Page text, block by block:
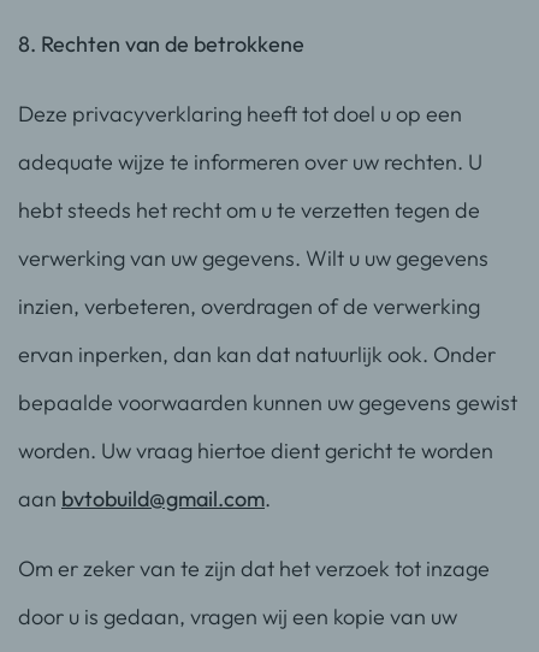
8. Rechten van de betrokkene
Deze privacyverklaring heeft tot doel u op een
adequate wijze te informeren over uw rechten. U
hebt steeds het recht om u te verzetten tegen de
verwerking van uw gegevens. Wilt u uw gegevens
inzien, verbeteren, overdragen of de verwerking
ervan inperken, dan kan dat natuurlijk ook. Onder
bepaalde voorwaarden kunnen uw gegevens gewist
worden. Uw vraag hiertoe dient gericht te worden
aan bvtobuild@gmail.com.
Om er zeker van te zijn dat het verzoek tot inzage
door u is gedaan, vragen wij een kopie van uw